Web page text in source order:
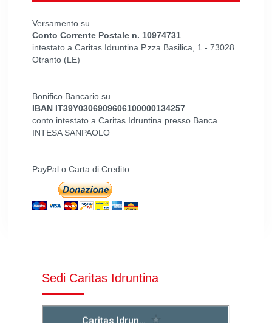
Versamento su
Conto Corrente Postale n. 10974731
intestato a Caritas Idruntina P.zza Basilica, 1 - 73028
Otranto (LE)
Bonifico Bancario su
IBAN IT39Y0306909606100000134257
conto intestato a Caritas Idruntina presso Banca
INTESA SANPAOLO
PayPal o Carta di Credito
Sedi Caritas Idruntina